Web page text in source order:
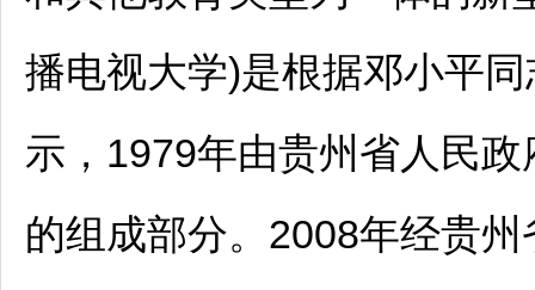
播电视大学)是根据邓小平
示，1979年由贵州省人民
的组成部分。2008年经贵